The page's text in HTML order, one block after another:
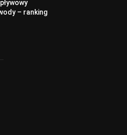
– ranking